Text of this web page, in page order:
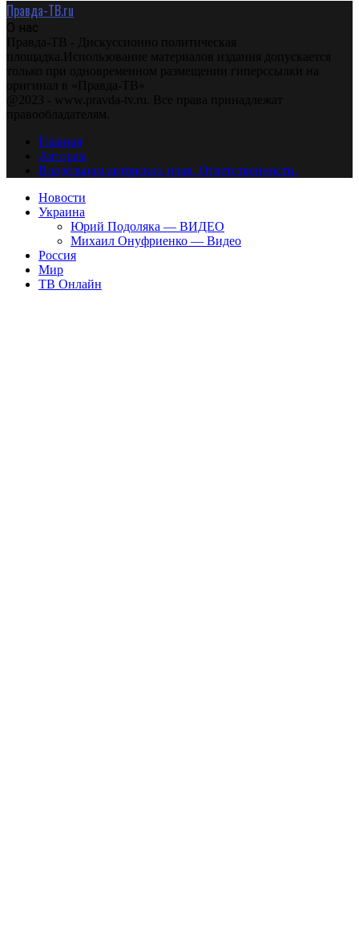
Правда-ТВ.ru
О нас
Правда-ТВ - Дискуссионно политическая
площадка.Использование материалов издания допускается
только при одновременном размещении гиперссылки на
оригинал в «Правда-ТВ»
@2023 - www.pravda-tv.ru. Все права принадлежат
правообладателям.
Главная
Авторам
Владельцам авторских прав. Ответственности.
Новости
Украина
Юрий Подоляка — ВИДЕО
Михаил Онуфриенко — Видео
Россия
Мир
ТВ Онлайн